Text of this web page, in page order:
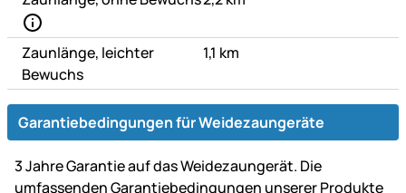
Zaunlänge, leichter
Bewuchs
1,1 km
Garantiebedingungen für Weidezaungeräte
3 Jahre Garantie auf das Weidezaungerät. Die
umfassenden Garantiebedingungen unserer Produkte